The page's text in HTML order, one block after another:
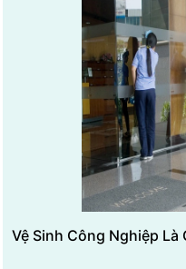
Vệ Sinh Công Nghiệp Là